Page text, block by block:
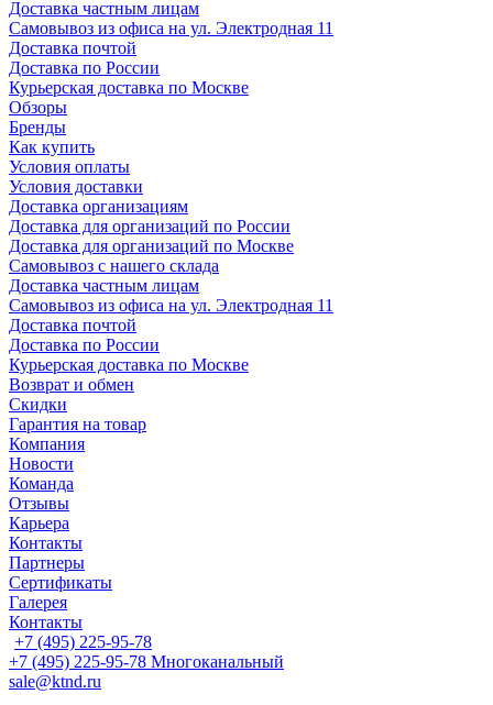
Доставка частным лицам
Самовывоз из офиса на ул. Электродная 11
Доставка почтой
Доставка по России
Курьерская доставка по Москве
Обзоры
Бренды
Как купить
Условия оплаты
Условия доставки
Доставка организациям
Доставка для организаций по России
Доставка для организаций по Москве
Самовывоз с нашего склада
Доставка частным лицам
Самовывоз из офиса на ул. Электродная 11
Доставка почтой
Доставка по России
Курьерская доставка по Москве
Возврат и обмен
Скидки
Гарантия на товар
Компания
Новости
Команда
Отзывы
Карьера
Контакты
Партнеры
Сертификаты
Галерея
Контакты
+7 (495) 225-95-78
+7 (495) 225-95-78 Многоканальный
sale@ktnd.ru